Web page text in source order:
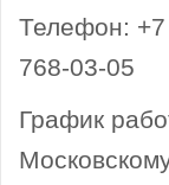
Телефон:
768-03-05
График